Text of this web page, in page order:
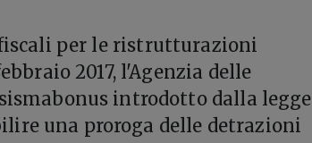
per le ristrutturazioni
2017, l'Agenzia delle
introdotto dalla legge
una proroga delle detrazioni